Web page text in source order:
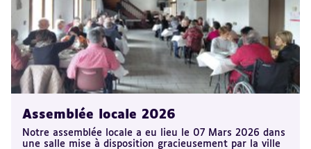
Assemblée locale 2026
Notre assemblée locale a eu lieu le 07 Mars 2026 dans
une salle mise à disposition gracieusement par la ville